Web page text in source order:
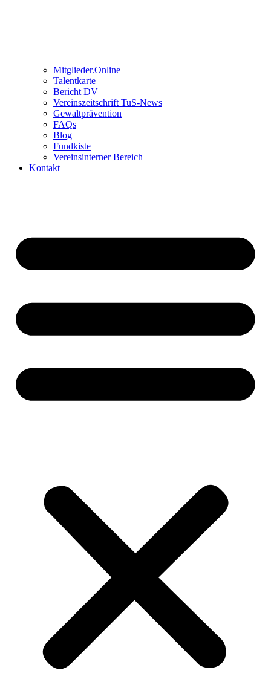
Mitglieder.Online
Talentkarte
Bericht DV
Vereinszeitschrift TuS-News
Gewaltprävention
FAQs
Blog
Fundkiste
Vereinsinterner Bereich
Kontakt